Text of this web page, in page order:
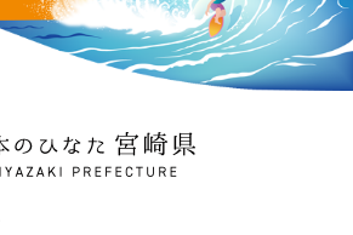
ひなた 宮崎県
PREFECTURE